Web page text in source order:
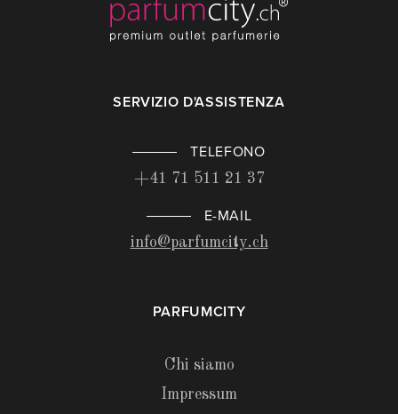
SERVIZIO D'ASSISTENZA
TELEFONO
+41 71 511 21 37
E-MAIL
info@parfumcity.ch
PARFUMCITY
Chi siamo
Impressum